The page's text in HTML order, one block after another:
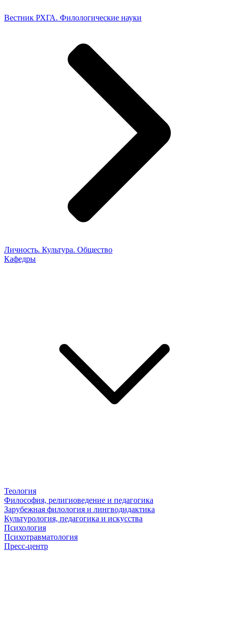
Вестник РХГА. Филологические науки
Личность. Культура. Общество
Кафедры
Теология
Философия, религиоведение и педагогика
Зарубежная филология и лингводидактика
Культурология, педагогика и искусства
Психология
Психотравматология
Пресс-центр